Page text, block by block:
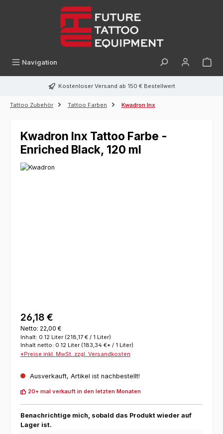
Navigation
Kostenloser Versand ab 150 € Bestellwert
Tattoo Zubehör Tattoo Farben Kwadron Inx
Kwadron Inx Tattoo Farbe -
Enriched Black, 120 ml
26,18 €
Netto: 22,00 €
Inhalt: 0.12 Liter (218,17 € / 1 Liter)
Inhalt netto: 0.12 Liter (183,34 €* / 1 Liter)
*Preise inkl. MwSt. zzgl. Versandkosten
Ausverkauft, Artikel ist nachbestellt!
20+ mal verkauft in den letzten Monaten
Benachrichtige mich, sobald das Produkt wieder auf
Lager ist.